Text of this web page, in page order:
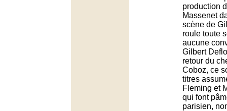
production
Massenet
scène de
roule toute
aucune
Gilbert
retour du
Coboz, ce
titres
Fleming et
qui font
parisien,